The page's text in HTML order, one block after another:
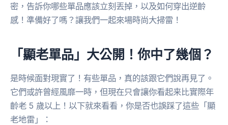
密，告訴你哪些單品應該立刻丟掉，以及如何穿出逆齡
感！準備好了嗎？讓我們一起來場時尚大掃雷！
「顯老單品」大公開！你中了幾個？
是時候面對現實了！有些單品，真的該跟它們說再見了。
它們或許曾經風靡一時，但現在只會讓你看起来比實際年
齡老 5 歲以上！以下就來看看，你是否也誤踩了這些「顯
老地雷」：